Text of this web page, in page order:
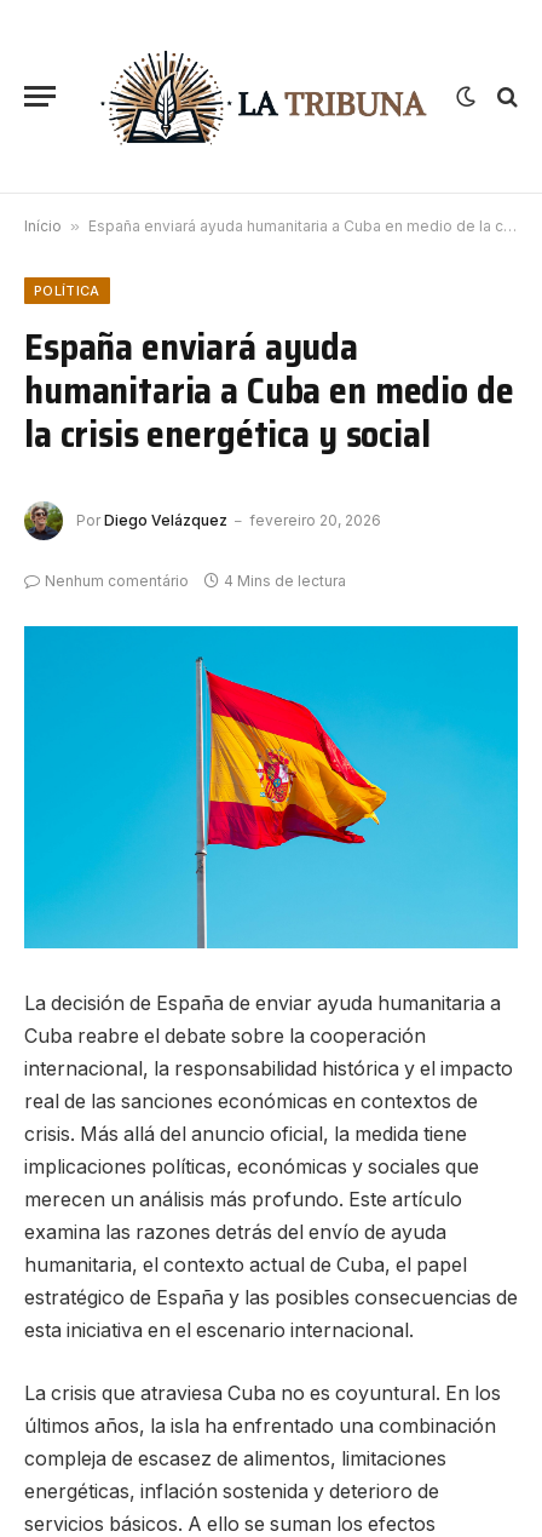
Início » España enviará ayuda humanitaria a Cuba en medio de la crisis energética y social
POLÍTICA
España enviará ayuda
humanitaria a Cuba en medio de
la crisis energética y social
Por Diego Velázquez fevereiro 20, 2026
Nenhum comentário 4 Mins de lectura
La decisión de España de enviar ayuda humanitaria a
Cuba reabre el debate sobre la cooperación
internacional, la responsabilidad histórica y el impacto
real de las sanciones económicas en contextos de
crisis. Más allá del anuncio oficial, la medida tiene
implicaciones políticas, económicas y sociales que
merecen un análisis más profundo. Este artículo
examina las razones detrás del envío de ayuda
humanitaria, el contexto actual de Cuba, el papel
estratégico de España y las posibles consecuencias de
esta iniciativa en el escenario internacional.
La crisis que atraviesa Cuba no es coyuntural. En los
últimos años, la isla ha enfrentado una combinación
compleja de escasez de alimentos, limitaciones
energéticas, inflación sostenida y deterioro de
servicios básicos. A ello se suman los efectos